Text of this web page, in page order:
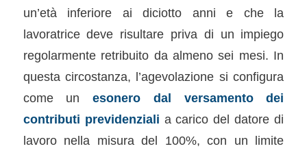
un’età inferiore ai diciotto anni e che la
lavoratrice deve risultare priva di un impiego
regolarmente retribuito da almeno sei mesi. In
questa circostanza, l’agevolazione si configura
come unesonero dal versamento dei
contributi previdenziali a carico del datore di
lavoro nella misura del 100%, con un limite